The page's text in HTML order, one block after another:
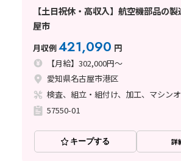
【土日祝休・高収入】航空機部品の
屋市
月収例421,090 円
【月給】302,000円～
愛知県名古屋市港区
57550-01
キープする 詳